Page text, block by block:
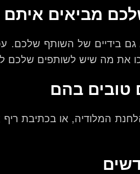
מביאים איתם
בידיים של השותף שלכם.
את מה שיש לשותפים שלכם
טובים בהם
המלודיה, או בכתיבת